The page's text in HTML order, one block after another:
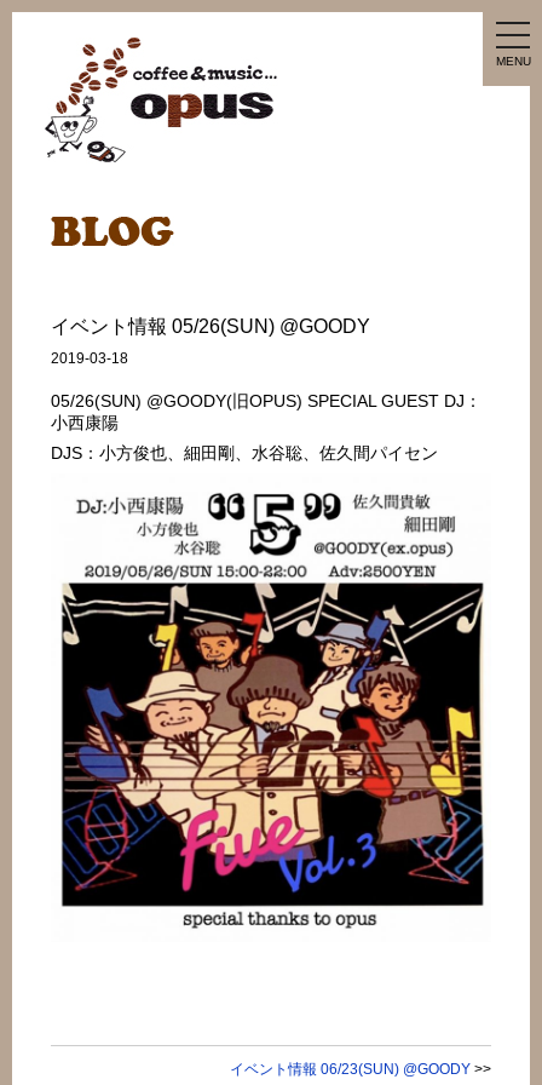
MENU
イベント情報 05/26(SUN) @GOODY
2019-03-18
05/26(SUN) @GOODY(旧OPUS) SPECIAL GUEST DJ：
小西康陽
DJS：小方俊也、細田剛、水谷聡、佐久間パイセン
イベント情報 06/23(SUN) @GOODY>>